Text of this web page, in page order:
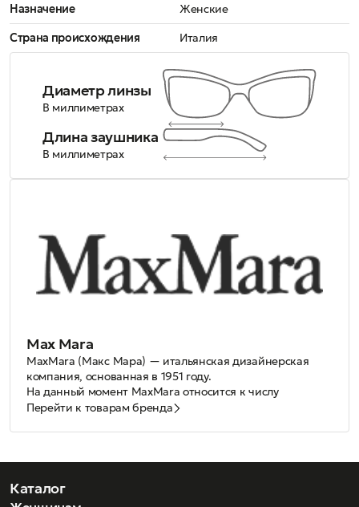
Назначение
Женские
Страна происхождения
Италия
Диаметр линзы
В миллиметрах
Длина заушника
В миллиметрах
Max Mara
MaxMara (Макс Мара) — итальянская дизайнерская
компания, основанная в 1951 году.
На данный момент MaxMara относится к числу
наиболее успешных и влиятельных компаний в области
продолжает неуклонно расти, благодаря грамотной и
демонстрировать миру свою индивидуальность. Сейчас
Перейти к товарам бренда
Каталог